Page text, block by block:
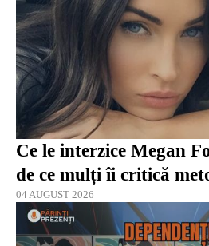
Ce le interzice Megan
de ce mulți îi critică
04 AUGUST 2026